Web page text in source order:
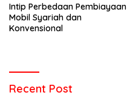
Intip Perbedaan Pembiayaan
Mobil Syariah dan
Konvensional
Recent Post